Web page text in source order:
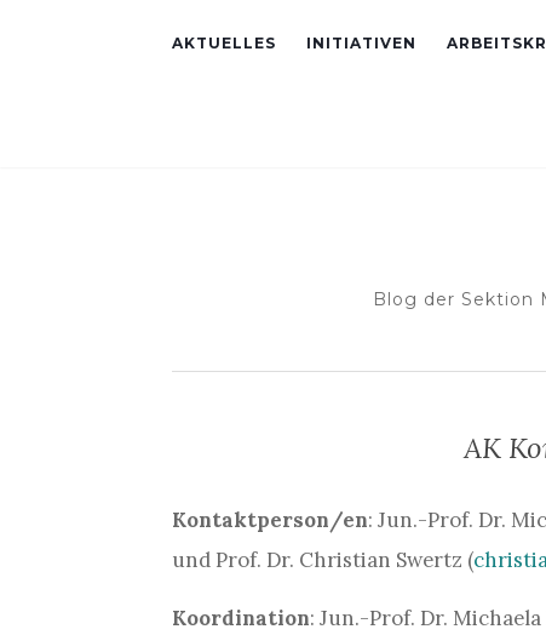
AKTUELLES INITIATIVEN
Blog der Sektion
AK
Kontaktperson/en: Jun.-Prof. Dr.
und Prof. Dr. Christian Swertz (
Koordination: Jun.-Prof. Dr.